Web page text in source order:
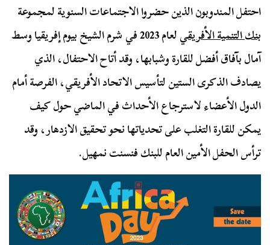
احتفل المندوبون الذين حضروا الاجتماعات السنوية لمجموعة
بنك التنمية الأفريقي
لعام 2023 في شرم الشيخ بيوم إفريقيا وسط
آمال بآفاق أفضل للقارة وشبابها، وقد أتاح الاحتفال، الذي
يصادف الذكرى الستين لتأسيس الاتحاد الأفريقي، الفرصة أمام
الدول الأعضاء لاسترجاع الأحداث في الماضي حول كيف
يمكن للقارة التغلب على تحدياتها نحو تحقيق الازدهار، وقد
ترأس الحفل الأمين العام للبنك فنسنت نمهيل.